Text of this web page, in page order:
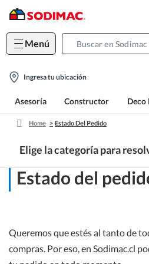
Menú
location-
Ingresa tu ubicación
Asesoría Constructor Deco
Home Estado Del Pedido
Elige la categoría para
Centro de ayuda
Beneficios
Estado del pedido y entrega
Estado del
Queremos que estés al tanto de
compras. Por eso, en Sodimac.cl